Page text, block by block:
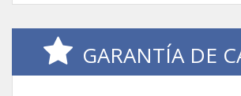
GARANTÍA DE